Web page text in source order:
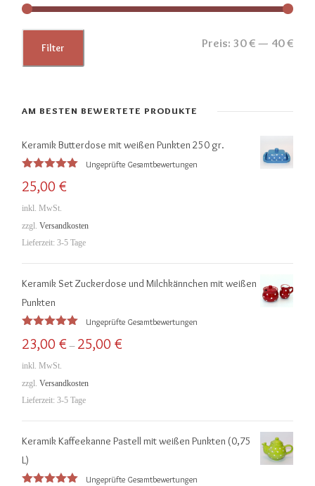
M
e
M
e
Filter Preis: 30 € — 40 €
AM BESTEN BEWERTETE PRODUKTE
Keramik Butterdose mit weißen Punkten 250 gr.
mit5.00
Ungeprüfte Gesamtbewertungen
25,00 €
inkl. MwSt.
zzgl. Versandkosten
Lieferzeit: 3-5 Tage
Keramik Set Zuckerdose und Milchkännchen mit weißen
Punkten
mit5.00
Ungeprüfte Gesamtbewertungen
23,00 € – 25,00 €
inkl. MwSt.
zzgl. Versandkosten
Lieferzeit: 3-5 Tage
Keramik Kaffeekanne Pastell mit weißen Punkten (0,75
L)
Ungeprüfte Gesamtbewertungen